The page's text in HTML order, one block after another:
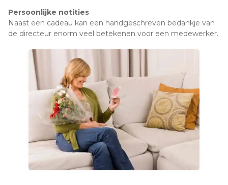
Persoonlijke notities
Naast een cadeau kan een handgeschreven bedankje van
de directeur enorm veel betekenen voor een medewerker.